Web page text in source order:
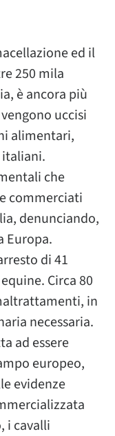
ed il
250 mila
è ancora più
uccisi
alimentari,
italiani.
che
commerciati
denunciando,
Europa.
di 41
Circa 80
in
necessaria.
ad essere
europeo,
evidenze
i cavalli